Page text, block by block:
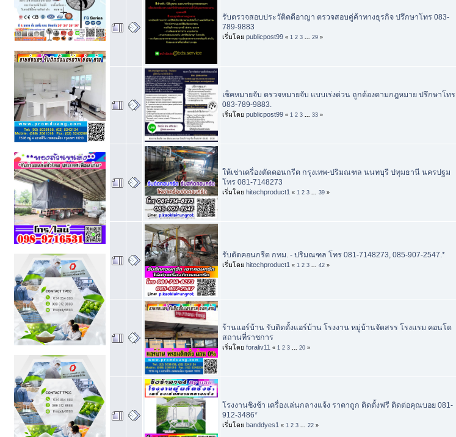
รับตรวจสอบประวัติคดีอาญา ตรวจสอบคู่ค้าทางธุรกิจ ปรึกษาโทร 083-
789-9883
เริ่มโดย publicpost99 « 1 2 3 29 »
เช็คหมายจับ ตรวจหมายจับ แบบเร่งด่วน ถูกต้องตามกฎหมาย ปรึกษาโทร
083-789-9883.
เริ่มโดย publicpost99 « 1 2 3 33 »
ให้เช่าเครื่องตัดคอนกรีต กรุงเทพ-ปริมณฑล นนทบุรี ปทุมธานี นครปฐม
โทร 081-7148273
เริ่มโดย hitechproduct1 « 1 2 3 39 »
รับตัดคอนกรีต กทม. - ปริมณฑล โทร 081-7148273, 085-907-2547.*
เริ่มโดย hitechproduct1 « 1 2 3 42 »
ร้านแอร์บ้าน รับติดตั้งแอร์บ้าน โรงงาน หมู่บ้านจัดสรร โรงแรม คอนโด
สถานที่ราชการ
เริ่มโดย foraliv11 « 1 2 3 20 »
โรงงานชิงช้า เครื่องเล่นกลางแจ้ง ราคาถูก ติดตั้งฟรี ติดต่อคุณบอย 081-
912-3486*
เริ่มโดย banddyes1 « 1 2 3 22 »